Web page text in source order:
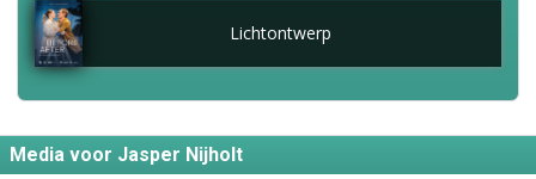
Lichtontwerp
Media voor Jasper Nijholt